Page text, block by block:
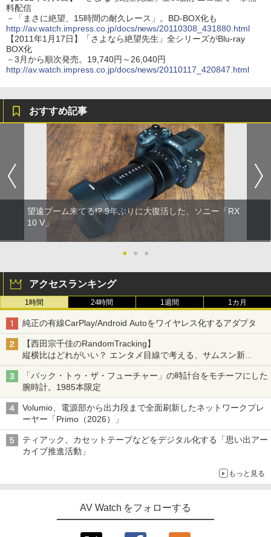
料配信
－「まさに絶望、15時間の耐久レース」。BD-BOX化も
http://av.watch.impress.co.jp/docs/news/20110308_431880.html
【2011年1月17日】「さよなら絶望先生」全シリーズがBlu-ray
BOX化
－3月から順次発売。19,740円～26,040円
http://av.watch.impress.co.jp/docs/news/20110117_420847.html
おすすめ記事
望遠ブーム来てる!? 9年ぶりに大復活した、ソニー「RX
10 V」
● ● ●
アクセスランキング
1時間 24時間 1週間 1カ月
純正の有線CarPlay/Android Autoをワイヤレス化するアダプタ
【西田宗千佳のRandomTracking】
縦横比はどれがいい？ エンタメ目線で考える、サムスン新
「Galaxy Z Fold」
「バック・トゥ・ザ・フューチャー」の時計台をモチーフにした
腕時計。1985本限定
Volumio、電源部から出力段まで全面刷新したネットワークプレ
ーヤー「Primo（2026）」
ティアック、カセットテープなどをデジタル化する「思い出アー
カイブ推進活動」
もっと見る
AV Watch をフォローする